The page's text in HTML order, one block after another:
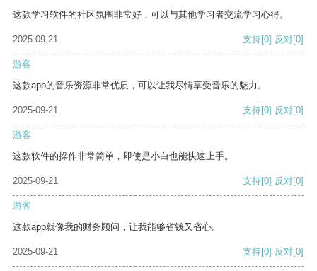
这款学习软件的社区氛围非常好，可以与其他学习者交流学习心得。
2025-09-21 支持[0] 反对[0]
游客
这款app的音乐资源非常优质，可以让我尽情享受音乐的魅力。
2025-09-21 支持[0] 反对[0]
游客
这款软件的操作非常简单，即使是小白也能快速上手。
2025-09-21 支持[0] 反对[0]
游客
这款app就像我的财务顾问，让我能够省钱又省心。
2025-09-21 支持[0] 反对[0]